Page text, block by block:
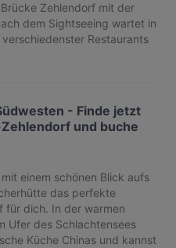
Zehlendorf mit der
dem Sightseeing wartet in
Restaurants
- Finde jetzt
und buche
einem schönen Blick aufs
das perfekte
für dich. In der warmen
Ufer des Schlachtensees
Küche Chinas und kannst